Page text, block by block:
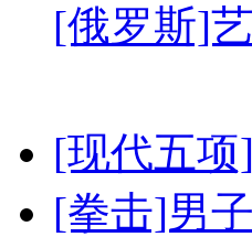
[俄罗斯]
[现代五
[拳击]男